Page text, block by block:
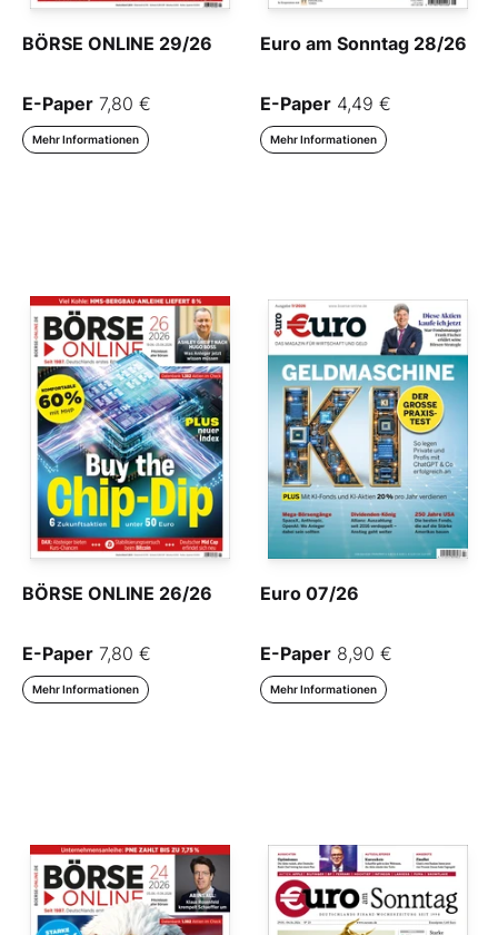
BÖRSE ONLINE 29/26
E-Paper 7,80 €
Mehr Informationen
Euro am Sonntag 28/26
E-Paper 4,49 €
Mehr Informationen
BÖRSE ONLINE 26/26
E-Paper 7,80 €
Mehr Informationen
Euro 07/26
E-Paper 8,90 €
Mehr Informationen